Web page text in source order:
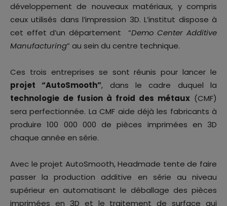
développement de nouveaux matériaux, y compris
ceux utilisés dans l’impression 3D. L’institut dispose à
cet effet d’un département “Demo Center Additive
Manufacturing” au sein du centre technique.
Ces trois entreprises se sont réunis pour lancer le
projet “AutoSmooth”, dans le cadre duquel la
technologie de fusion à froid des métaux (CMF)
sera perfectionnée. La CMF aide déjà les fabricants à
produire 100 000 000 de pièces imprimées en 3D
chaque année en série.
Avec le projet AutoSmooth, Headmade tente de faire
passer la production additive en série au niveau
supérieur en automatisant le déballage des pièces
imprimées en 3D et le traitement de surface qui